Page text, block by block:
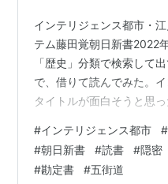
インテリジェンス都市・
テム藤田覚朝日新書2022
「歴史」分類で検索して
で、借りて読んでみた。
タイトルが面白そうと思
が東京にある以上、首都
が出てきて、やはり、江
もいながら、読んでみた
#インテリジェンス都市 #
#朝日新書 #読書 #隠密
#勘定書 #五街道